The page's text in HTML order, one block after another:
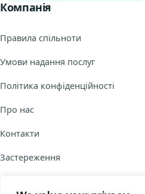
Компанія
Правила спільноти
Умови надання послуг
Політика конфіденційності
Про нас
Контакти
Застереження